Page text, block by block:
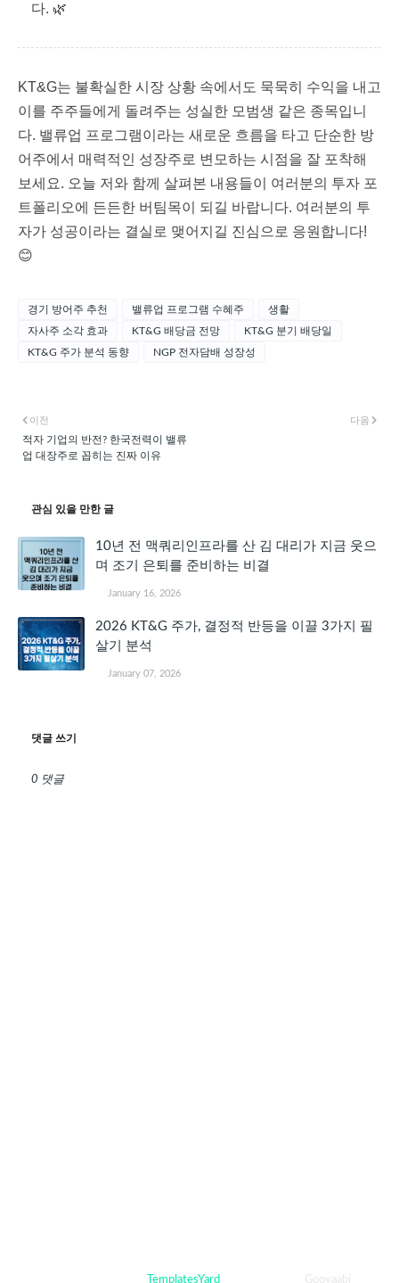
다. 🌿
KT&G는 불확실한 시장 상황 속에서도 묵묵히 수익을 내고
이를 주주들에게 돌려주는 성실한 모범생 같은 종목입니
다. 밸류업 프로그램이라는 새로운 흐름을 타고 단순한 방
어주에서 매력적인 성장주로 변모하는 시점을 잘 포착해
보세요. 오늘 저와 함께 살펴본 내용들이 여러분의 투자 포
트폴리오에 든든한 버팀목이 되길 바랍니다. 여러분의 투
자가 성공이라는 결실로 맺어지길 진심으로 응원합니다!
😊
경기 방어주 추천 밸류업 프로그램 수혜주
생활
자사주 소각 효과
KT&G 배당금 전망
KT&G 분기 배당일
KT&G 주가 분석 동향
NGP 전자담배 성장성
다음
이전
적자 기업의 반전? 한국전력이 밸류
업 대장주로 꼽히는 진짜 이유
관심 있을 만한 글
10년 전 맥쿼리인프라를 산 김 대리가 지금 웃으
며 조기 은퇴를 준비하는 비결
January 16, 2026
2026 KT&G 주가, 결정적 반등을 이끌 3가지 필
살기 분석
January 07, 2026
댓글 쓰기
0 댓글
TemplatesYard